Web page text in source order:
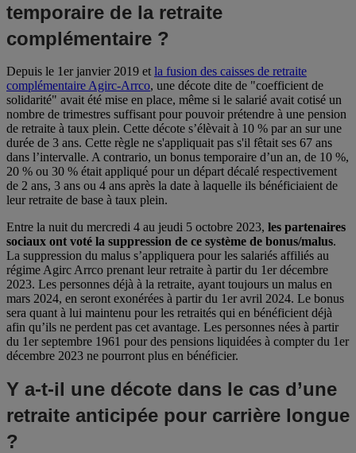
temporaire de la retraite
complémentaire ?
Depuis le 1er janvier 2019 et la fusion des caisses de retraite
complémentaire Agirc-Arrco, une décote dite de "coefficient de
solidarité" avait été mise en place, même si le salarié avait cotisé un
nombre de trimestres suffisant pour pouvoir prétendre à une pension
de retraite à taux plein. Cette décote s’élèvait à 10 % par an sur une
durée de 3 ans. Cette règle ne s'appliquait pas s'il fêtait ses 67 ans
dans l’intervalle. A contrario, un bonus temporaire d’un an, de 10 %,
20 % ou 30 % était appliqué pour un départ décalé respectivement
de 2 ans, 3 ans ou 4 ans après la date à laquelle ils bénéficiaient de
leur retraite de base à taux plein.
Entre la nuit du mercredi 4 au jeudi 5 octobre 2023, les partenaires
sociaux ont voté la suppression de ce système de bonus/malus.
La suppression du malus s’appliquera pour les salariés affiliés au
régime Agirc Arrco prenant leur retraite à partir du 1er décembre
2023. Les personnes déjà à la retraite, ayant toujours un malus en
mars 2024, en seront exonérées à partir du 1er avril 2024. Le bonus
sera quant à lui maintenu pour les retraités qui en bénéficient déjà
afin qu’ils ne perdent pas cet avantage. Les personnes nées à partir
du 1er septembre 1961 pour des pensions liquidées à compter du 1er
décembre 2023 ne pourront plus en bénéficier.
Y a-t-il une décote dans le cas d’une
retraite anticipée pour carrière longue
?